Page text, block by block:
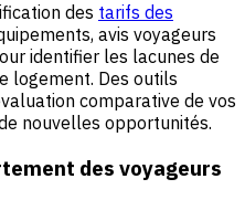
des tarifs des
avis voyageurs
identifier les lacunes de
logement. Des outils
comparative de vos
nouvelles opportunités.
des voyageurs